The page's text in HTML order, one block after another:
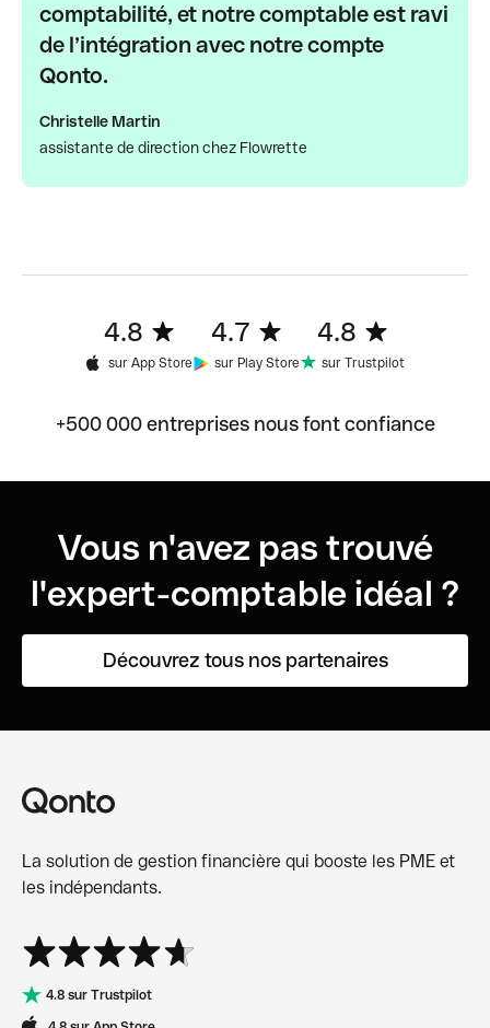
comptabilité, et notre comptable est ravi
de l’intégration avec notre compte
Qonto.
Christelle Martin
assistante de direction chez Flowrette
4.8
sur App Store
4.7
sur Play Store
4.8
sur Trustpilot
+500 000 entreprises nous font confiance
Vous n'avez pas trouvé
l'expert-comptable idéal ?
Découvrez tous nos partenaires
La solution de gestion financière qui booste les PME et
les indépendants.
4.8 sur Trustpilot